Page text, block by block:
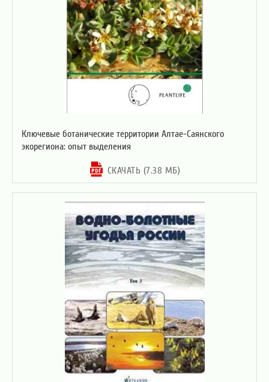
Ключевые ботанические территории Алтае-Саянского
экорегиона: опыт выделения
СКАЧАТЬ (7.38 МБ)